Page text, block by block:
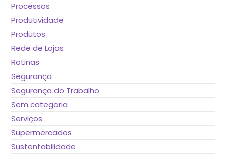
Processos
Produtividade
Produtos
Rede de Lojas
Rotinas
Segurança
Segurança do Trabalho
Sem categoria
Serviços
Supermercados
Sustentabilidade